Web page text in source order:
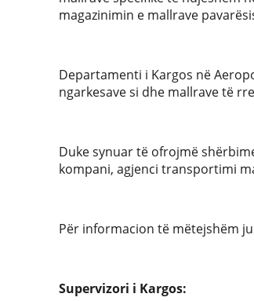
magazinimin e mallrave
Departamenti i Kargos në
ngarkesave si dhe mallrave të
Duke synuar të ofrojmë
kompani, agjenci transportimi
Për informacion të mëtejshëm
Supervizori i Kargos: